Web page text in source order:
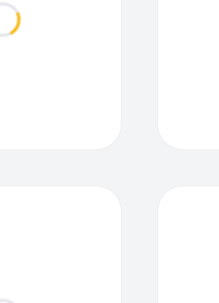
Loading...